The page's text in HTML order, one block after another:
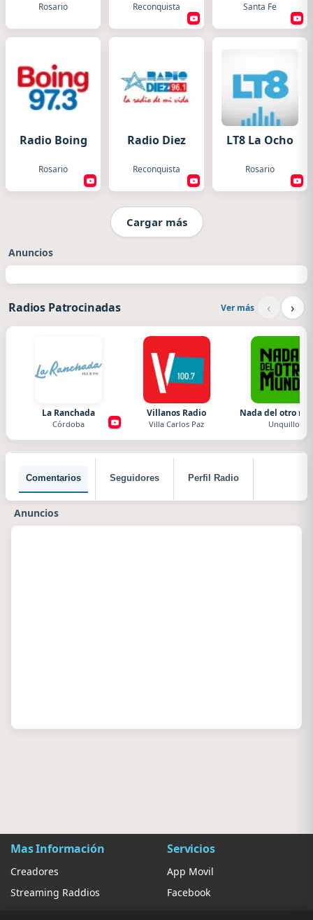
Rosario Reconquista Santa Fe
Radio Boing
Rosario
Radio Diez
Reconquista
LT8 La Ocho
Rosario
Cargar más
Anuncios
Radios Patrocinadas Ver más ‹ ›
La Ranchada
Córdoba
Villanos Radio
Villa Carlos Paz
Nada del otro
Unquillo
Comentarios Seguidores Perfil Radio
Anuncios
Mas Información
Creadores
Streaming Raddios
Servicios
App Movil
Facebook